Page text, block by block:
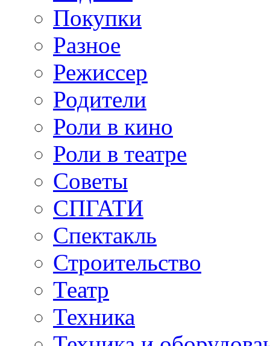
Покупки
Разное
Режиссер
Родители
Роли в кино
Роли в театре
Советы
СПГАТИ
Спектакль
Строительство
Театр
Техника